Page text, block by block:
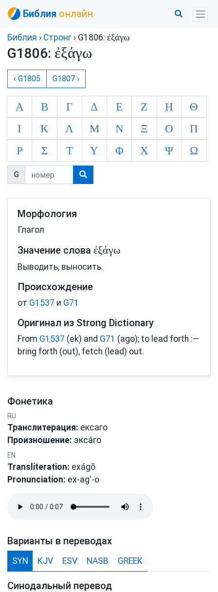
Библия онлайн
Библия › Стронг › G1806: ἐξάγω
G1806: ἐξάγω
‹ G1805 G1807 ›
Α Β Γ Δ Ε Ζ Η
Θ
Ι
Κ Λ Μ Ν Ξ Ο
Π
Ρ
Σ Τ Υ Φ Χ Ψ Ω
G
Морфология
Глагол
Значение слова ἐξάγω
Выводить, выносить.
Происхождение
от G1537 и G71
Оригинал из Strong Dictionary
From G1537 (ek) and G71 (ago); to lead forth :—
bring forth (out), fetch (lead) out.
Фонетика
RU
Транслитерация: ексаго
Произношение: экса́го
EN
Transliteration: exágō
Pronunciation: ex-ag'-o
Варианты в переводах
SYN KJV ESV NASB GREEK
Синодальный перевод